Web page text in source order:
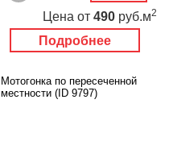
Подробнее
Цена от 490 руб.м2
Мотогонка по пересеченной
местности (ID 9797)